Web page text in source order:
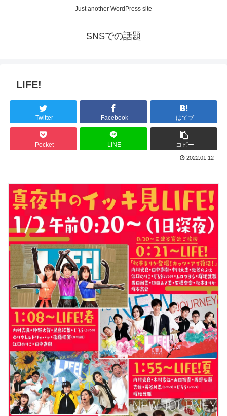
Just another WordPress site
SNSでの話題
LIFE!
Twitter Facebook はてブ
Pocket LINE コピー
2022.01.12